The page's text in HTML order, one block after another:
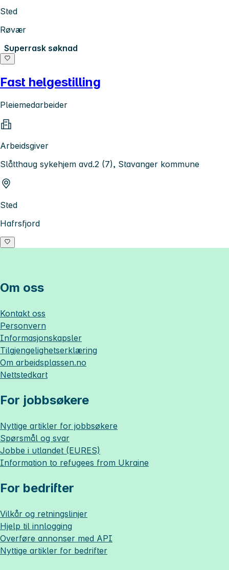
Sted
Røvær
Superrask søknad
Fast helgestilling
Pleiemedarbeider
Arbeidsgiver
Slåtthaug sykehjem avd.2 (7), Stavanger kommune
Sted
Hafrsfjord
Om oss
Kontakt oss
Personvern
Informasjonskapsler
Tilgjengelighetserklæring
Om arbeidsplassen.no
Nettstedkart
For jobbsøkere
Nyttige artikler for jobbsøkere
Spørsmål og svar
Jobbe i utlandet (EURES)
Information to refugees from Ukraine
For bedrifter
Vilkår og retningslinjer
Hjelp til innlogging
Overføre annonser med API
Nyttige artikler for bedrifter